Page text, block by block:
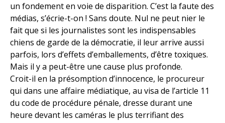
un fondement en voie de disparition. C’est la faute des
médias, s’écrie-t-on ! Sans doute. Nul ne peut nier le
fait que si les journalistes sont les indispensables
chiens de garde de la démocratie, il leur arrive aussi
parfois, lors d’effets d’emballements, d’être toxiques.
Mais il y a peut-être une cause plus profonde.
Croit-il en la présomption d’innocence, le procureur
qui dans une affaire médiatique, au visa de l’article 11
du code de procédure pénale, dresse durant une
heure devant les caméras le plus terrifiant des